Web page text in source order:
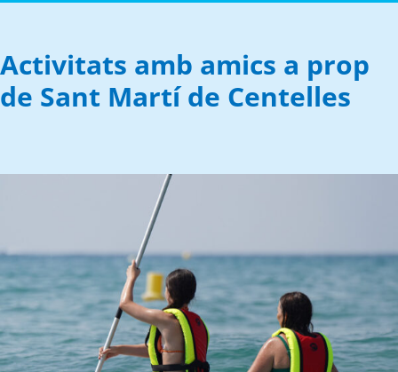
Activitats amb amics a prop
de Sant Martí de Centelles